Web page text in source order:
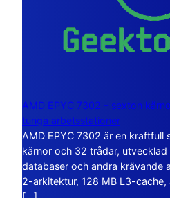
AMD EPYC 7302 – sexton
tunga arbetsstationer
AMD EPYC 7302 är en kraftfull
kärnor och 32 trådar, utvecklad
databaser och andra krävande
2-arkitektur, 128 MB L3-cache,